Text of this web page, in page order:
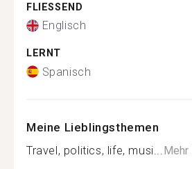
FLIESSEND
Englisch
LERNT
Spanisch
Meine Lieblingsthemen
Travel, politics, life, musi... Mehr